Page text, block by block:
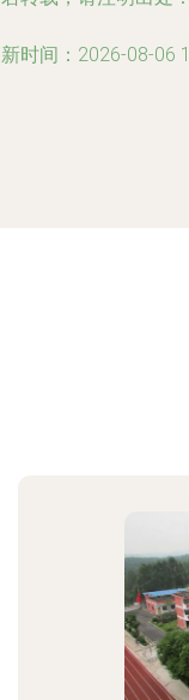
时间：2026-08-06